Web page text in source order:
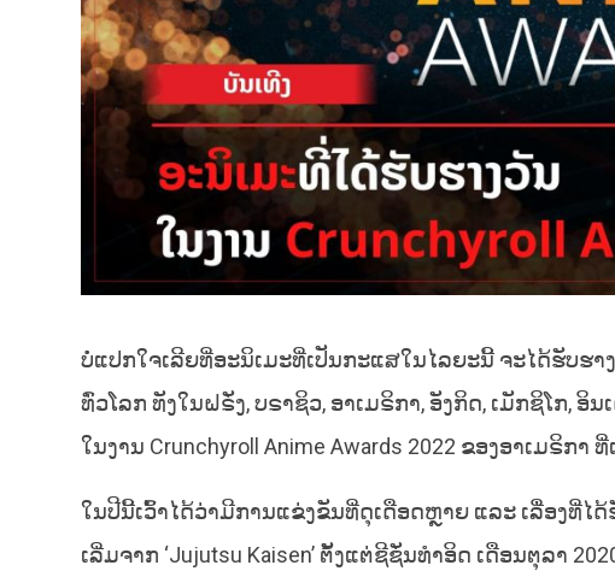
ບໍ່ແປກໃຈເລີຍທີ່ອະນິເມະທີ່ເປັນກະແສໃນໄລຍະນີ້ ຈະໄດ້ຮັບຮ
ທົ່ວໂລກ ທັງໃນຝຣັ່ງ, ບຣາຊິວ, ອາເມຣິກາ, ອັງກິດ, ເມັກຊິໂກ, ອິ
ໃນງານ Crunchyroll Anime Awards 2022 ຂອງອາເມຣິກ
ໃນປີນີ້ເວົ້າໄດ້ວ່າມີການແຂ່ງຂັນທີ່ດຸເດືອດຫຼາຍ ແລະ ເລື່ອງທີ່ໄ
ເລີ່ມຈາກ ‘Jujutsu Kaisen’ ຕັ້ງແຕ່ຊີຊັ່ນທໍາອິດ ເດືອນຕຸລາ